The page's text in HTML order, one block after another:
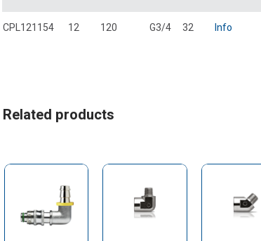
CPL121154 12 120 G3/4 32 Info
Related products